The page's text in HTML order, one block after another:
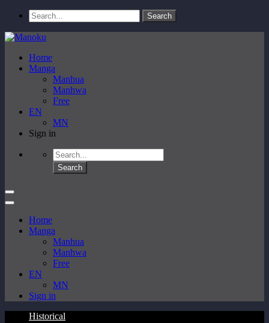
Home
Manga
Manhua
Manhwa
Free
EN
MN
Sign in
Home
Manga
Manhua
Manhwa
Free
EN
MN
Sign in
Historical